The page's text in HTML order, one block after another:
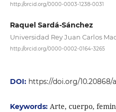
http://orcid.org/0000-0003-1238-0031
Raquel Sardá-Sánchez
Universidad Rey Juan Carlos
http://orcid.org/0000-0002-0164-3265
DOI: https://doi.org/10.20868/
Keywords: Arte, cuerpo,